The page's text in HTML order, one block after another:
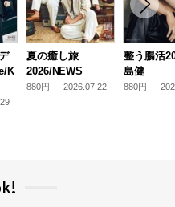
K
夏の癒し旅
2026/NEWS
880円 — 2026.07.22
整う腸活
島健
880円 —